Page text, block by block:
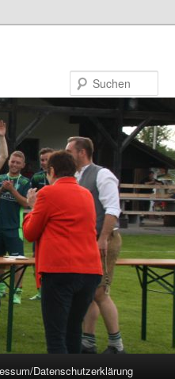
Datenschutzerklärung